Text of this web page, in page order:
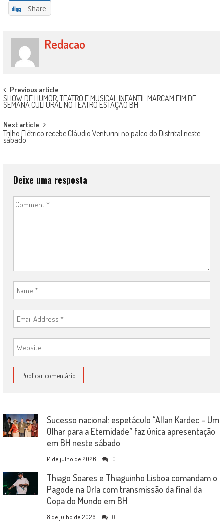
Share
Redacao
Post navigation
Previous article
SHOW DE HUMOR, TEATRO E MUSICAL INFANTIL MARCAM FIM DE
SEMANA CULTURAL NO TEATRO ESTAÇÃO BH
Next article
Trilho Elétrico recebe Cláudio Venturini no palco do Distrital neste
sábado
Deixe uma resposta
Sucesso nacional: espetáculo “Allan Kardec – Um
Olhar para a Eternidade” faz única apresentação
em BH neste sábado
14 de julho de 2026 0
Thiago Soares e Thiaguinho Lisboa comandam o
Pagode na Orla com transmissão da final da
Copa do Mundo em BH
8 de julho de 2026 0